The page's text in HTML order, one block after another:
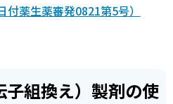
薬生薬審発0821第5号）
子組換え）製剤の使